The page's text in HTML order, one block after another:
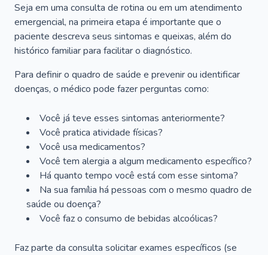
Seja em uma consulta de rotina ou em um atendimento
emergencial, na primeira etapa é importante que o
paciente descreva seus sintomas e queixas, além do
histórico familiar para facilitar o diagnóstico.
Para definir o quadro de saúde e prevenir ou identificar
doenças, o médico pode fazer perguntas como:
Você já teve esses sintomas anteriormente?
Você pratica atividade físicas?
Você usa medicamentos?
Você tem alergia a algum medicamento específico?
Há quanto tempo você está com esse sintoma?
Na sua família há pessoas com o mesmo quadro de
saúde ou doença?
Você faz o consumo de bebidas alcoólicas?
Faz parte da consulta solicitar exames específicos (se